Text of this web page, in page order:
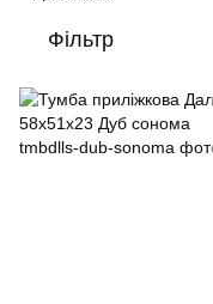
Фільтр